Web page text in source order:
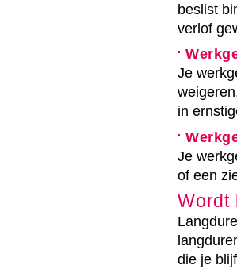
beslist
verlof
Je
in
Je
of een
Wordt
die je